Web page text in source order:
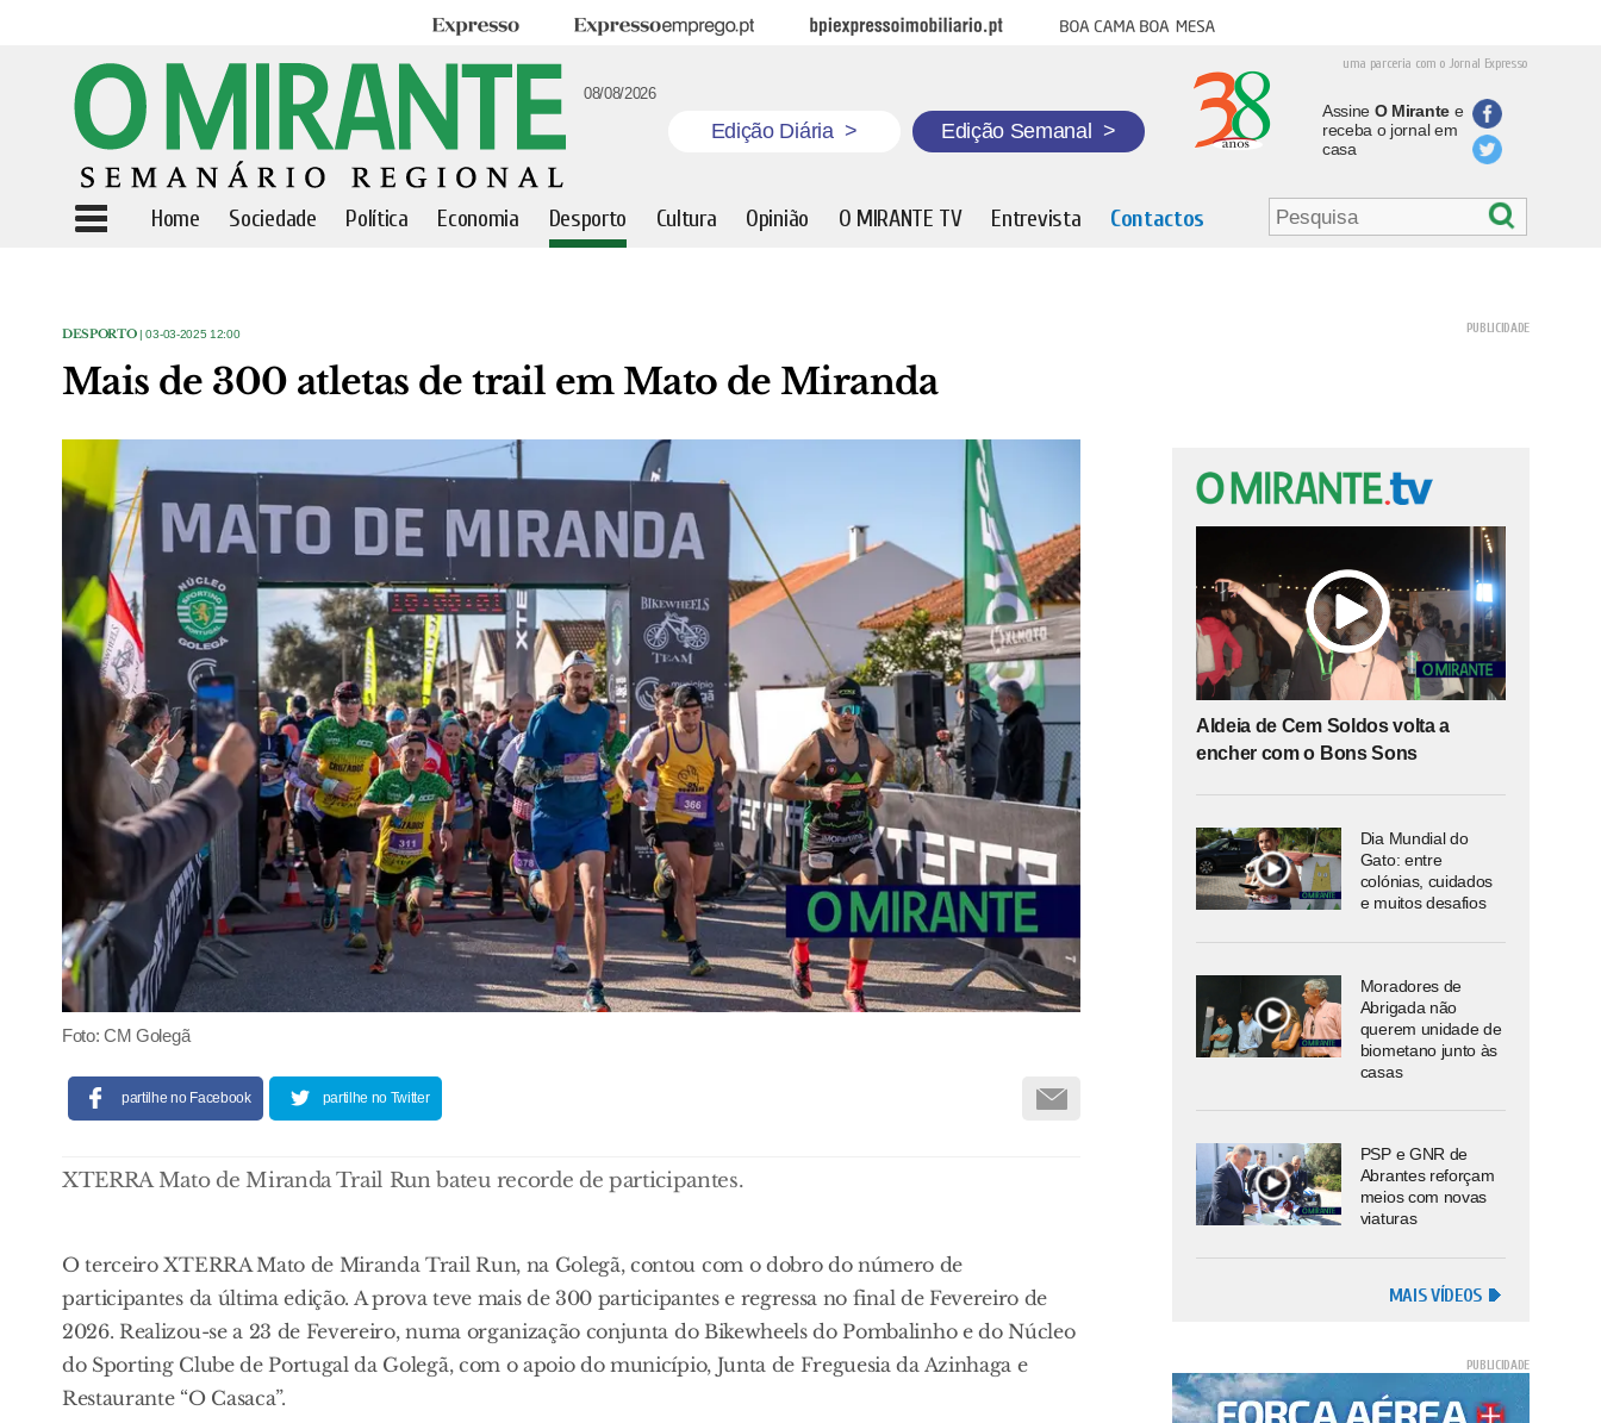
Expresso Expresso Emprego BPI Expresso Imobiliário Boa cama boa mesa
uma parceria com o Jornal Expresso
08/08/2026
Edição Diária > Edição Semanal >
Assine O Mirantee
receba o jornal em
casa
Home Sociedade Política Economia Desporto Cultura Opinião O MIRANTE TV Entrevista Contactos
DESPORTO| 03-03-2025 12:00
Mais de 300 atletas de trail em Mato de Miranda
Foto: CM Golegã
partilhe no Facebook partilhe no Twitter
XTERRA Mato de Miranda Trail Run bateu recorde de participantes.
O terceiro XTERRA Mato de Miranda Trail Run, na Golegã, contou com o dobro do número de
participantes da última edição. A prova teve mais de 300 participantes e regressa no final de Fevereiro de
2026. Realizou-se a 23 de Fevereiro, numa organização conjunta do Bikewheels do Pombalinho e do Núcleo
do Sporting Clube de Portugal da Golegã, com o apoio do município, Junta de Freguesia da Azinhaga e
Restaurante “O Casaca”.
Aldeia de Cem Soldos volta a
encher com o Bons Sons
Dia Mundial do
Gato: entre
colónias, cuidados
e muitos desafios
Moradores de
Abrigada não
querem unidade de
biometano junto às
casas
PSP e GNR de
Abrantes reforçam
meios com novas
viaturas
MAIS VÍDEOS